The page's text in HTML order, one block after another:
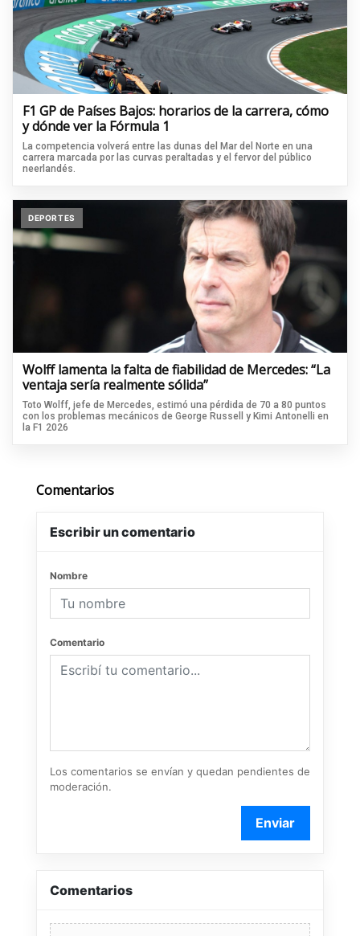
F1 GP de Países Bajos: horarios de la carrera, cómo
y dónde ver la Fórmula 1
La competencia volverá entre las dunas del Mar del Norte en una
carrera marcada por las curvas peraltadas y el fervor del público
neerlandés.
DEPORTES
Wolff lamenta la falta de fiabilidad de Mercedes: “La
ventaja sería realmente sólida”
Toto Wolff, jefe de Mercedes, estimó una pérdida de 70 a 80 puntos
con los problemas mecánicos de George Russell y Kimi Antonelli en
la F1 2026
Comentarios
Escribir un comentario
Nombre
Comentario
Los comentarios se envían y quedan pendientes de
moderación.
Enviar
Comentarios